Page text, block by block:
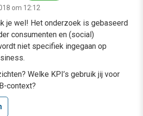
om 12:12
je wel! Het onderzoek is gebaseerd
consumenten en (social)
niet specifiek ingegaan op
Welke KPI’s gebruik jij voor
context?